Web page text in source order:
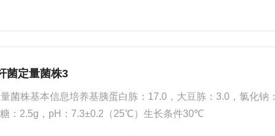
菌定量菌株3
菌株基本信息培养基胰蛋白胨：17.0，大豆胨：3.0，氯化钠
：2.5g，pH：7.3±0.2（25℃）生长条件30℃